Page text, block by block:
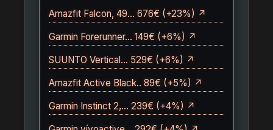
Amazfit Falcon, 49… 676€ (+23%) ↗
Garmin Forerunner… 149€ (+6%) ↗
SUUNTO Vertical… 529€ (+6%) ↗
Amazfit Active Black.. 89€ (+5%) ↗
Garmin Instinct 2,… 239€ (+4%) ↗